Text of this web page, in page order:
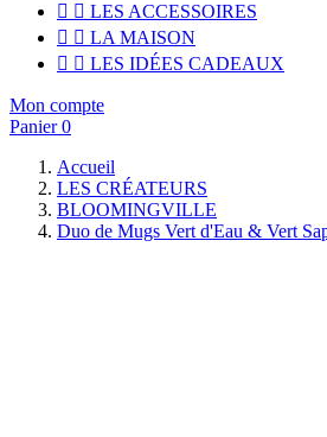
  LES ACCESSOIRES
  LA MAISON
  LES IDÉES CADEAUX
Mon compte
Panier 0
Accueil
LES CRÉATEURS
BLOOMINGVILLE
Duo de Mugs Vert d'Eau & Vert